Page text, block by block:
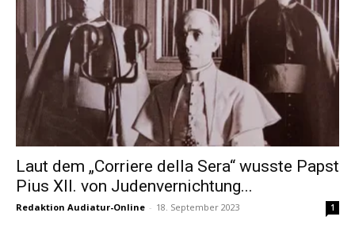
Laut dem „Corriere della Sera“ wusste Papst
Pius XII. von Judenvernichtung...
Redaktion Audiatur-Online - 18. September 2023 1